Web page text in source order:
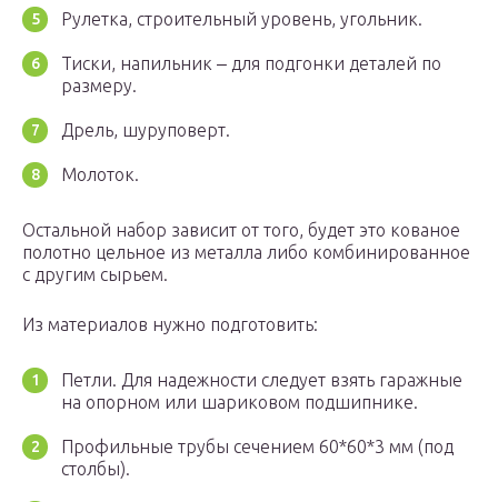
Рулетка, строительный уровень, угольник.
Тиски, напильник ‒ для подгонки деталей по
размеру.
Дрель, шуруповерт.
Молоток.
Остальной набор зависит от того, будет это кованое
полотно цельное из металла либо комбинированное
с другим сырьем.
Из материалов нужно подготовить:
Петли. Для надежности следует взять гаражные
на опорном или шариковом подшипнике.
Профильные трубы сечением 60*60*3 мм (под
столбы).